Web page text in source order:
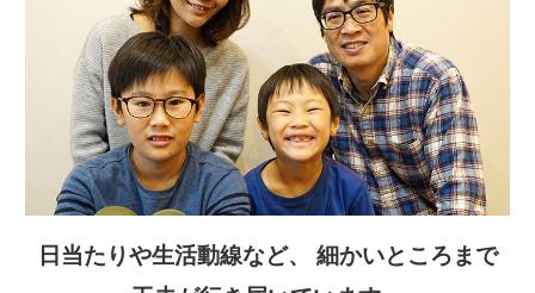
日当たりや生活動線など、 細かいところまで